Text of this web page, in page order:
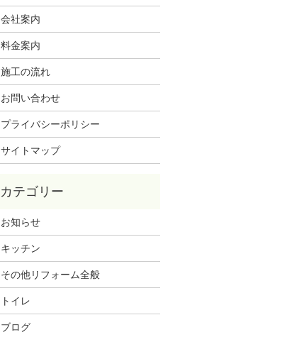
会社案内
料金案内
施工の流れ
お問い合わせ
プライバシーポリシー
サイトマップ
お知らせ
キッチン
その他リフォーム全般
トイレ
ブログ